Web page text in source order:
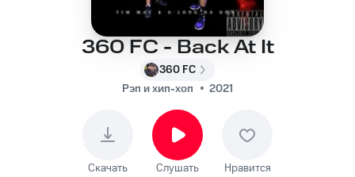
360 FC - Back At It
360 FC
Рэп и хип-хоп
2021
Скачать Слушать Нравится